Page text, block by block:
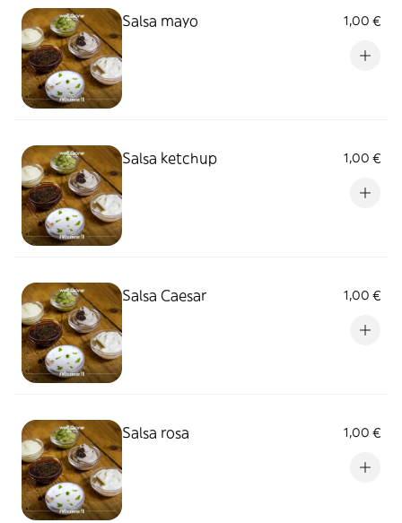
Salsa mayo 1,00 €
Salsa ketchup 1,00 €
Salsa Caesar 1,00 €
Salsa rosa 1,00 €